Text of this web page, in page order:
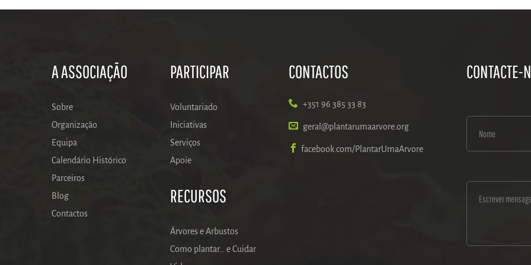
A ASSOCIAÇÃO
Sobre
Organização
Equipa
Calendário Histórico
Parceiros
Blog
Contactos
PARTICIPAR
Voluntariado
Iniciativas
Serviços
Apoie
RECURSOS
Árvores e Arbustos
Como plantar… e Cuidar
CONTACTOS
+351 96 385 33 83
geral@plantarumaarvore.org
facebook.com/PlantarUmaArvore
CONTACTE-